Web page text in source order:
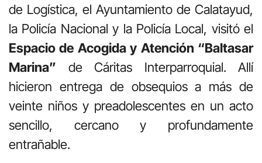
de Logística, el Ayuntamiento de Calatayud,
la Policía Nacional y la Policía Local, visitó el
Espacio de Acogida y Atención “Baltasar
Marina” de Cáritas Interparroquial. Allí
hicieron entrega de obsequios a más de
veinte niños y preadolescentes en un acto
sencillo, cercano y profundamente
entrañable.